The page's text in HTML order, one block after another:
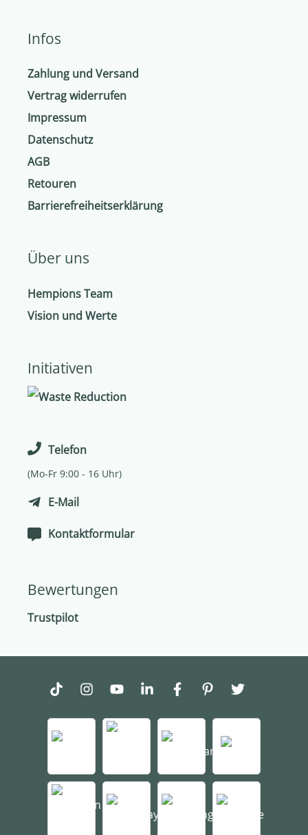
Infos
Zahlung und Versand
Vertrag widerrufen
Impressum
Datenschutz
AGB
Retouren
Barrierefreiheitserklärung
Über uns
Hempions Team
Vision und Werte
Initiativen
Telefon
(Mo-Fr 9:00 - 16 Uhr)
E-Mail
Kontaktformular
Bewertungen
Trustpilot